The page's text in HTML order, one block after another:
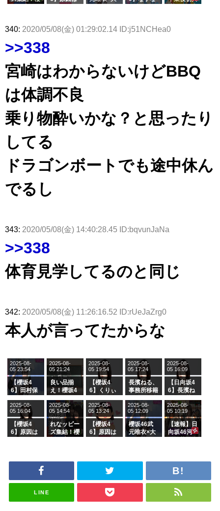
ズ絶賛販売
タラ】
属している
がこちら
「ラヴィッ
スタジオ出
演決定
ざわつかせ
さんに恐怖
て...【ラヴ
リー若林さ
きた。】
340: 2020/05/08(金) 01:29:02.14 ID:j51NCHea0
>>338
宮崎はわからないけどBBQ
は体調不良
乗り物酔いかな？と思ったり
してる
ドラゴンボートでも途中休ん
でるし
343: 2020/05/08(金) 14:40:28.45 ID:bqvunJaNa
>>338
体育見学してるのと同じ
342: 2020/05/08(金) 11:26:16.52 ID:rUeJaZrg0
本人が言ってたからな
【櫻坂4
6】田村保
ージを脱い
でいた理由
2025-08-
05 23:54
良い品揃
え！櫻坂4
グル『Mak
e or Brea
k』オフィ
シャルグッ
ズ絶賛販売
2025-08-
05 21:24
【櫻坂4
6】くりぃ
の2人を手
玉に取る大
沼晶保【く
りぃむナン
タラ】
2025-08-
05 19:54
長濱ねる、
事務所移籍
属を発表
2025-08-
05 17:24
【日向坂4
6】長濱ね
ら移籍しフ
ラーム所属
に。これで
事務所に所
属している
がこちら
2025-08-
05 16:09
【櫻坂4
6】原因は
ざわつかせ
2025-08-
05 16:04
れなッピー
ズ集結！櫻
「ラヴィッ
スタジオ出
2025-08-
05 14:54
【櫻坂4
6】原因は
ざわつかせ
2025-08-
05 13:24
櫻坂46武
元唯衣×大
さんに恐怖
ナンタラ】
2025-08-
05 12:09
【速報】日
向坂46河
2025-08-
05 10:19
LINE